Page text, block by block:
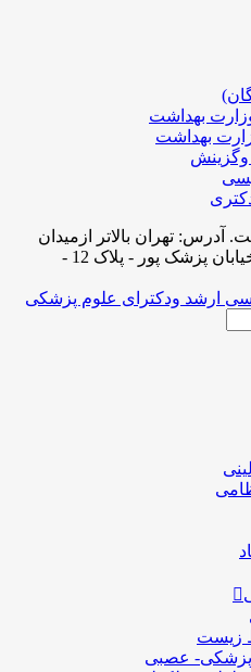
بهداشت
بهداشت
وگزینش
آدرس:‌ تهران بالاتر ازمیدان
ولیعصر -بعد از تقاطع زرتشت - خیابان پزشک پور - پلاک 12 -
زیست
پزشکی- عصبی